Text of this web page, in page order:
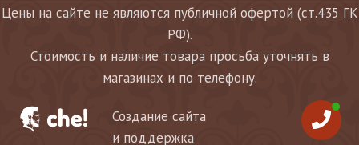
Цены на сайте не являются публичной офертой (ст.435 ГК
РФ).
Стоимость и наличие товара просьба уточнять в
магазинах и по телефону.
Создание сайта
и поддержка